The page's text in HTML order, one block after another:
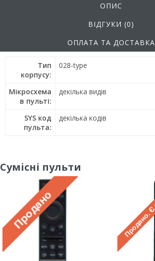
ОПИС
ВІДГУКИ (0)
ОПЛАТА ТА ДОСТАВКА
Тип
корпусу:
028-type
Мікросхема
в пульті:
декілька видів
SYS код
пульта:
декілька кодів
Сумісні пульти